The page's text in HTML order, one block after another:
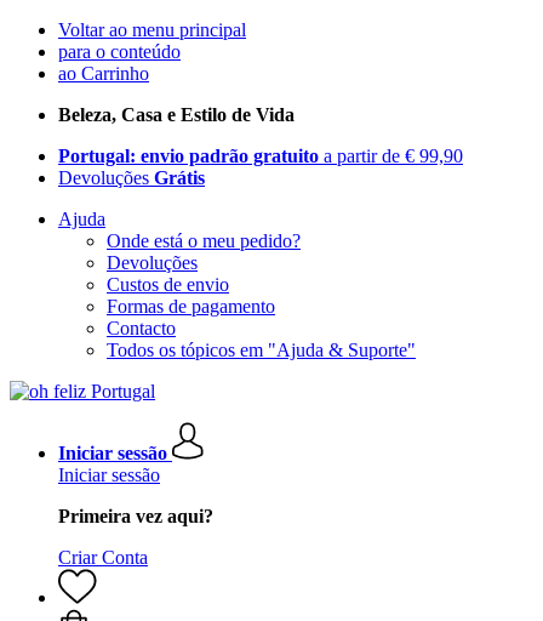
Voltar ao menu principal
para o conteúdo
ao Carrinho
Beleza, Casa e Estilo de Vida
Portugal: envio padrão gratuito a partir de € 99,90
Devoluções Grátis
Ajuda
Onde está o meu pedido?
Devoluções
Custos de envio
Formas de pagamento
Contacto
Todos os tópicos em "Ajuda & Suporte"
Iniciar sessão
Iniciar sessão
Primeira vez aqui?
Criar Conta